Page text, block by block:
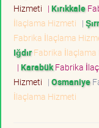
Hizmeti | Kırıkkale
İlaçlama Hizmeti |
Fabrika İlaçlama
IğdırFabrika İlaçlama
| KarabükFabrika
Hizmeti | Osmaniye
İlaçlama Hizmeti